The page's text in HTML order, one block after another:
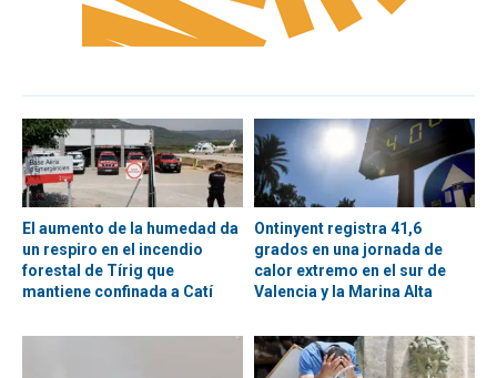
El aumento de la humedad da
un respiro en el incendio
forestal de Tírig que
mantiene confinada a Catí
Ontinyent registra 41,6
grados en una jornada de
calor extremo en el sur de
Valencia y la Marina Alta